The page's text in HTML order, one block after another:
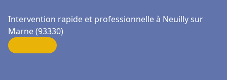
Intervention rapide et professionnelle à Neuilly sur
Marne (93330)